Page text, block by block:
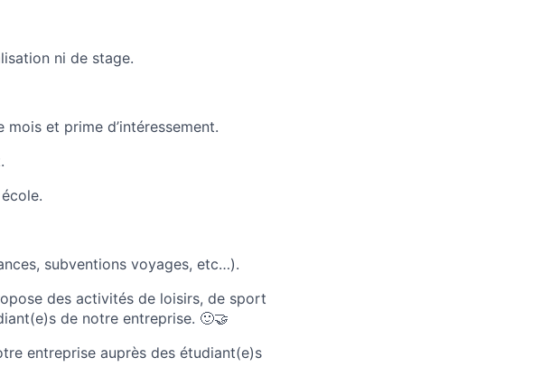
ni de stage.
et prime d’intéressement.
subventions voyages, etc…).
des activités de loisirs, de sport
de notre entreprise. 🙂🤝
entreprise auprès des étudiant(e)s